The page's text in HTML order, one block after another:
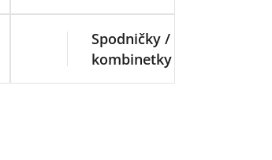
Spodničky /
kombinetky